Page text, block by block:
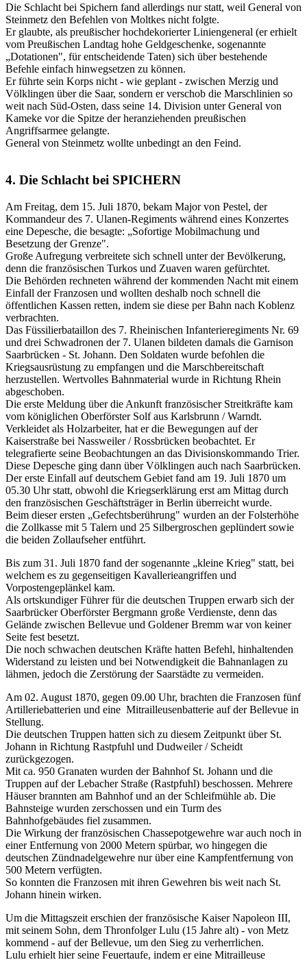
Die Schlacht bei Spichern fand allerdings nur statt, weil General von
Steinmetz den Befehlen von Moltkes nicht folgte.
Er glaubte, als preußischer hochdekorierter Liniengeneral (er erhielt
vom Preußischen Landtag hohe Geldgeschenke, sogenannte
„Dotationen", für entscheidende Taten) sich über bestehende
Befehle einfach hinwegsetzen zu können.
Er führte sein Korps nicht - wie geplant - zwischen Merzig und
Völklingen über die Saar, sondern er verschob die Marschlinien so
weit nach Süd-Osten, dass seine 14. Division unter General von
Kameke vor die Spitze der heranziehenden preußischen
Angriffsarmee gelangte.
General von Steinmetz wollte unbedingt an den Feind.
4. Die Schlacht bei SPICHERN
Am Freitag, dem 15. Juli 1870, bekam Major von Pestel, der
Kommandeur des 7. Ulanen-Regiments während eines Konzertes
eine Depesche, die besagte: „Sofortige Mobilmachung und
Besetzung der Grenze".
Große Aufregung verbreitete sich schnell unter der Bevölkerung,
denn die französischen Turkos und Zuaven waren gefürchtet.
Die Behörden rechneten während der kommenden Nacht mit einem
Einfall der Franzosen und wollten deshalb noch schnell die
öffentlichen Kassen retten, indem sie diese per Bahn nach Koblenz
verbrachten.
Das Füssilierbataillon des 7. Rheinischen Infanterieregiments Nr. 69
und drei Schwadronen der 7. Ulanen bildeten damals die Garnison
Saarbrücken - St. Johann. Den Soldaten wurde befohlen die
Kriegsausrüstung zu empfangen und die Marschbereitschaft
herzustellen. Wertvolles Bahnmaterial wurde in Richtung Rhein
abgeschoben.
Die erste Meldung über die Ankunft französischer Streitkräfte kam
vom königlichen Oberförster Solf aus Karlsbrunn / Warndt.
Verkleidet als Holzarbeiter, hat er die Bewegungen auf der
Kaiserstraße bei Nassweiler / Rossbrücken beobachtet. Er
telegrafierte seine Beobachtungen an das Divisionskommando Trier.
Diese Depesche ging dann über Völklingen auch nach Saarbrücken.
Der erste Einfall auf deutschem Gebiet fand am 19. Juli 1870 um
05.30 Uhr statt, obwohl die Kriegserklärung erst am Mittag durch
den französischen Geschäftsträger in Berlin überreicht wurde.
Beim dieser ersten „Gefechtsberührung" wurden an der Folsterhöhe
die Zollkasse mit 5 Talern und 25 Silbergroschen geplündert sowie
die beiden Zollaufseher entführt.
Bis zum 31. Juli 1870 fand der sogenannte „kleine Krieg" statt, bei
welchem es zu gegenseitigen Kavallerieangriffen und
Vorpostengeplänkel kam.
Als ortskundiger Führer für die deutschen Truppen erwarb sich der
Saarbrücker Oberförster Bergmann große Verdienste, denn das
Gelände zwischen Bellevue und Goldener Bremm war von keiner
Seite fest besetzt.
Die noch schwachen deutschen Kräfte hatten Befehl, hinhaltenden
Widerstand zu leisten und bei Notwendigkeit die Bahnanlagen zu
lähmen, jedoch die Zerstörung der Saarstädte zu vermeiden.
Am 02. August 1870, gegen 09.00 Uhr, brachten die Franzosen fünf
Artilleriebatterien und eine Mitrailleusenbatterie auf der Bellevue in
Stellung.
Die deutschen Truppen hatten sich zu diesem Zeitpunkt über St.
Johann in Richtung Rastpfuhl und Dudweiler / Scheidt
zurückgezogen.
Mit ca. 950 Granaten wurden der Bahnhof St. Johann und die
Truppen auf der Lebacher Straße (Rastpfuhl) beschossen. Mehrere
Häuser brannten am Bahnhof und an der Schleifmühle ab. Die
Bahnsteige wurden zerschossen und ein Turm des
Bahnhofgebäudes fiel zusammen.
Die Wirkung der französischen Chassepotgewehre war auch noch in
einer Entfernung von 2000 Metern spürbar, wo hingegen die
deutschen Zündnadelgewehre nur über eine Kampfentfernung von
500 Metern verfügten.
So konnten die Franzosen mit ihren Gewehren bis weit nach St.
Johann hinein wirken.
Um die Mittagszeit erschien der französische Kaiser Napoleon III,
mit seinem Sohn, dem Thronfolger Lulu (15 Jahre alt) - von Metz
kommend - auf der Bellevue, um den Sieg zu verherrlichen.
Lulu erhielt hier seine Feuertaufe, indem er eine Mitrailleuse